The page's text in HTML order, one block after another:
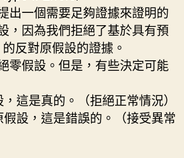
出一個需要足夠證據來證明的
，因為我們拒絕了基於具有預
反對原假設的證據。
零假設。但是，有些決定可能
這是真的。（拒絕正常情況）
設，這是錯誤的。（接受異常